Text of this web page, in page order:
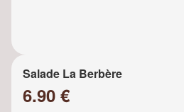
Salade La Berbère
6.90 €